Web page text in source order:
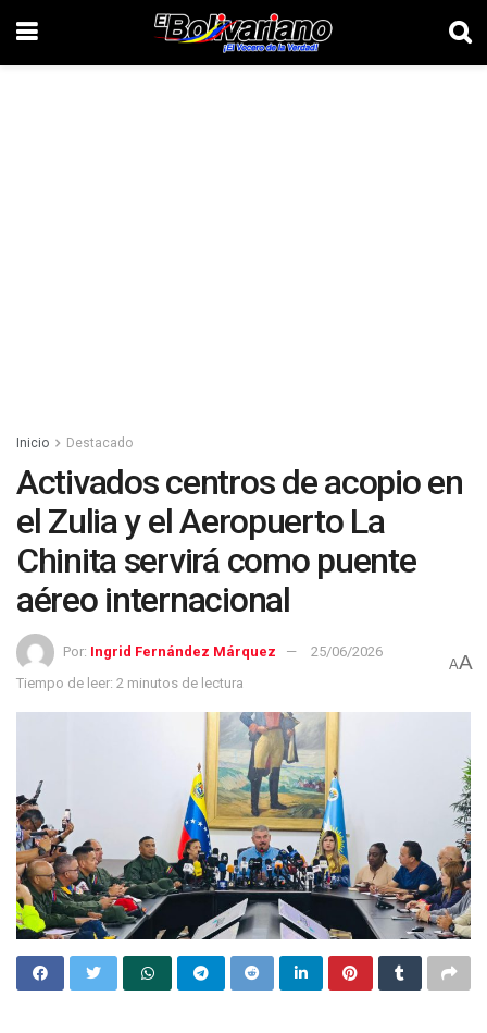
Inicio Destacado
Activados centros de acopio en
el Zulia y el Aeropuerto La
Chinita servirá como puente
aéreo internacional
Por: Ingrid Fernández Márquez
25/06/2026
Tiempo de leer: 2 minutos de lectura
AA